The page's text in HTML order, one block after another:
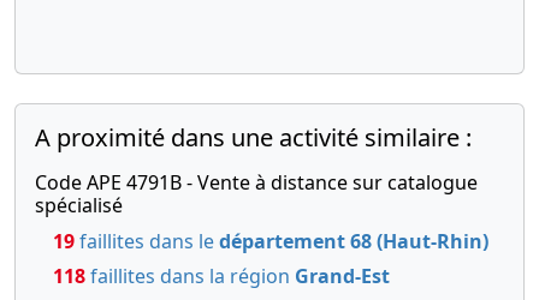
A proximité dans une activité similaire :
Code APE 4791B - Vente à distance sur catalogue
spécialisé
19faillites dans ledépartement 68 (Haut-Rhin)
118faillites dans la région Grand-Est